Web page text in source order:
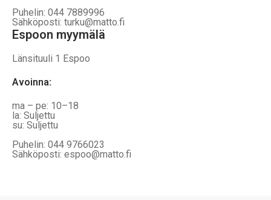
Puhelin: 044 7889996
Sähköposti: turku@matto.fi
Espoon myymälä
Länsituuli 1 Espoo
Avoinna:
ma – pe: 10–18
la: Suljettu
su: Suljettu
Puhelin: 044 9766023
Sähköposti: espoo@matto.fi